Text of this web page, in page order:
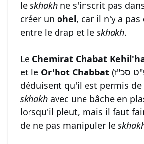
le skhakh ne s'inscrit pas
créer un ohel, car il n'y a pas
entre le drap et le skhakh.
Le Chemirat Chabat
et le Or'hot Chabbat (פ"ט סכ"ז) en
déduisent qu'il est permis
skhakh avec une bâche en
lorsqu'il pleut, mais il faut
de ne pas manipuler le